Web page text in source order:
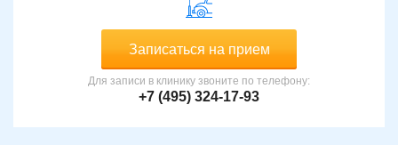
Записаться на прием
Для записи в клинику звоните по телефону:
+7 (495) 324-17-93